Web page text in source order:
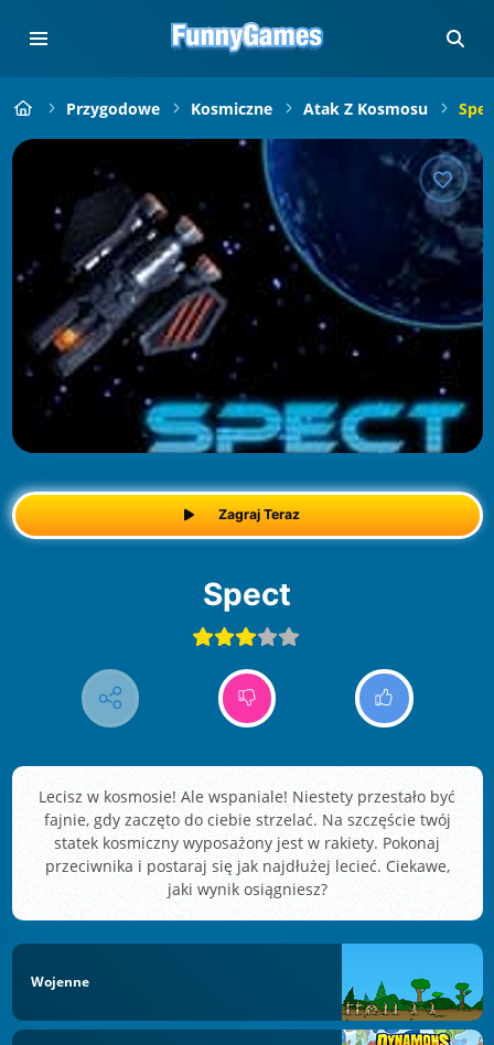
Przygodowe Kosmiczne Atak Z Kosmosu
Zagraj Teraz
Spect
Lecisz w kosmosie! Ale wspaniale! Niestety przestało być
fajnie, gdy zaczęto do ciebie strzelać. Na szczęście twój
statek kosmiczny wyposażony jest w rakiety. Pokonaj
przeciwnika i postaraj się jak najdłużej lecieć. Ciekawe,
jaki wynik osiągniesz?
Wojenne